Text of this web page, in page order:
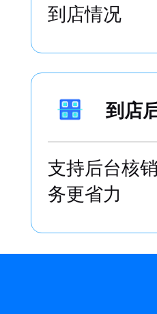
到店情况
到店
支持后台核
务更省力